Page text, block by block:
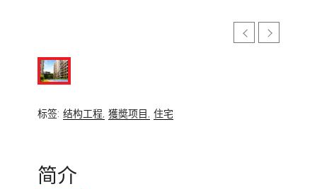
标签: 结构工程, 獲奬项目, 住宅
简介